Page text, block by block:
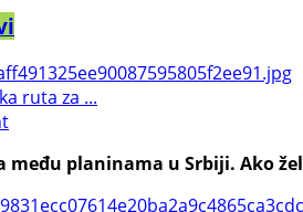
ruta za ...
među planinama u Srbiji. Ako